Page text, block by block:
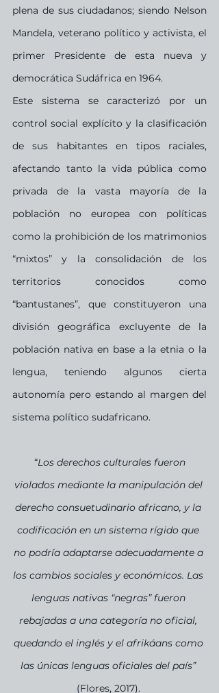
plena de sus ciudadanos; siendo Nelson
Mandela, veterano político y activista, el
primer Presidente de esta nueva y
democrática Sudáfrica en 1964.
Este sistema se caracterizó por un
control social explícito y la clasificación
de sus habitantes en tipos raciales,
afectando tanto la vida pública como
privada de la vasta mayoría de la
población no europea con políticas
como la prohibición de los matrimonios
“mixtos” y la consolidación de los
territorios conocidos como
“bantustanes”, que constituyeron una
división geográfica excluyente de la
población nativa en base a la etnia o la
lengua, teniendo algunos cierta
autonomía pero estando al margen del
sistema político sudafricano.
“Los derechos culturales fueron
violados mediante la manipulación del
derecho consuetudinario africano, y la
codificación en un sistema rígido que
no podría adaptarse adecuadamente a
los cambios sociales y económicos. Las
lenguas nativas “negras” fueron
rebajadas a una categoría no oficial,
quedando el inglés y el afrikáans como
las únicas lenguas oficiales del país”
(Flores, 2017).